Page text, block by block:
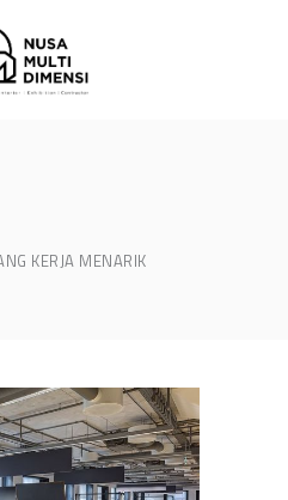
KERJA MENARIK